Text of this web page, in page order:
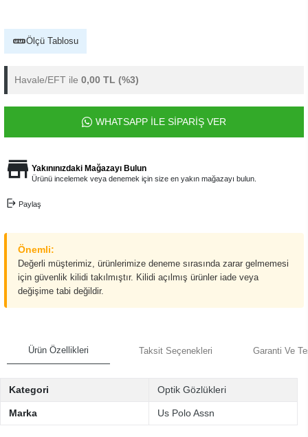
Ölçü Tablosu
Havale/EFT ile 0,00 TL (%3)
WHATSAPP İLE SİPARİŞ VER
Yakınınızdaki Mağazayı Bulun
Ürünü incelemek veya denemek için size en yakın mağazayı bulun.
Paylaş
Önemli:
Değerli müşterimiz, ürünlerimize deneme sırasında zarar gelmemesi
için güvenlik kilidi takılmıştır. Kilidi açılmış ürünler iade veya
değişime tabi değildir.
Ürün Özellikleri Taksit Seçenekleri Garanti Ve
Kategori Optik Gözlükleri
Marka Us Polo Assn